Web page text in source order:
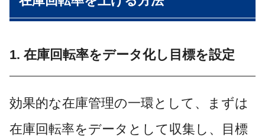
1. 在庫回転率をデータ化し目標を設定
効果的な在庫管理の一環として、まずは
在庫回転率をデータとして収集し、目標